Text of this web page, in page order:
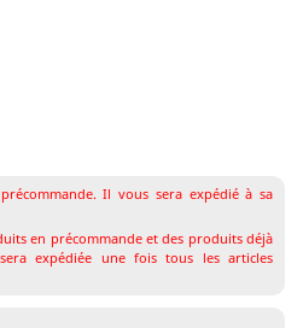
Il vous sera expédié à sa
en précommande et des produits déjà
expédiée une fois tous les articles